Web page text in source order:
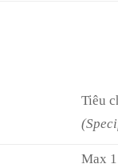
Tiêu
Max